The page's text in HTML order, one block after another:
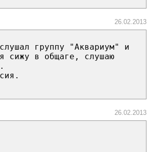
26.02.2013
группу "Аквариум" и
сижу в общаге, слушаю
26.02.2013